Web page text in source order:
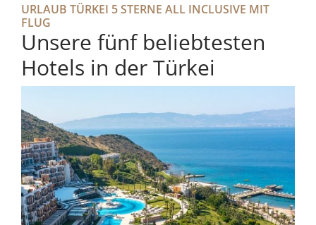
URLAUB TÜRKEI 5 STERNE ALL INCLUSIVE MIT
FLUG
Unsere fünf beliebtesten
Hotels in der Türkei